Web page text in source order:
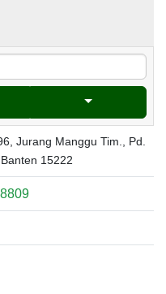
Jurang Manggu Tim., Pd.
15222